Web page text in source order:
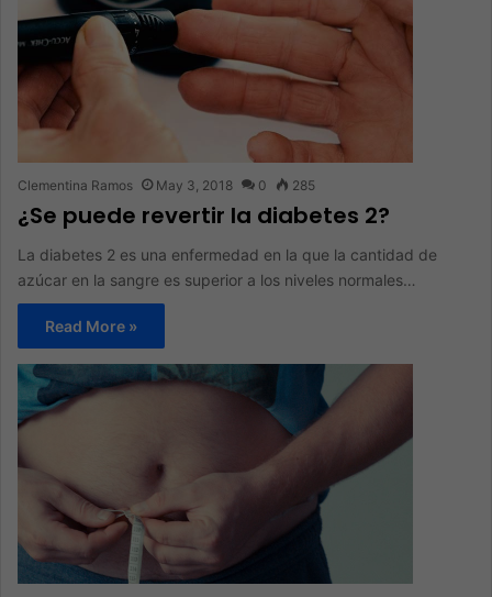
Clementina Ramos May 3, 2018 0 285
¿Se puede revertir la diabetes 2?
La diabetes 2 es una enfermedad en la que la cantidad de
azúcar en la sangre es superior a los niveles normales…
Read More »